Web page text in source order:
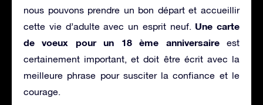
nous pouvons prendre un bon départ et accueillir
cette vie d’adulte avec un esprit neuf. Une carte
de voeux pour un 18 ème anniversaireest
certainement important, et doit être écrit avec la
meilleure phrase pour susciter la confiance et le
courage.